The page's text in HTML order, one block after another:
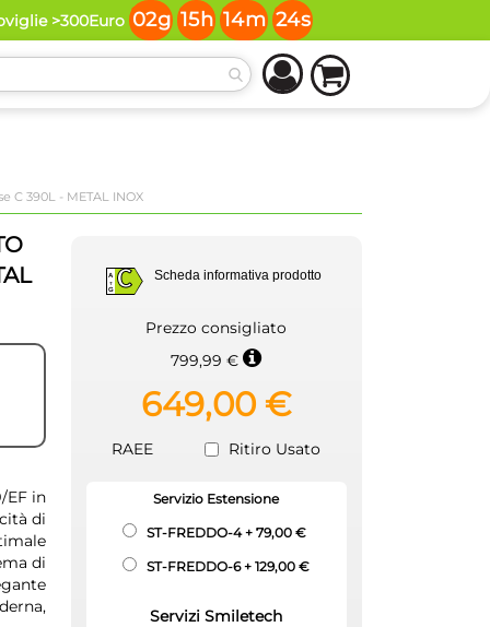
>300Euro 02g 15h 14m 24s
C 390L - METAL INOX
EF in
di
di
A
G C Scheda informativa prodotto
Prezzo consigliato
799,99 €
649,00 €
RAEE Ritiro Usato
Servizio Estensione
ST-FREDDO-4+79,00 €
ST-FREDDO-6+129,00 €
Servizi Smiletech